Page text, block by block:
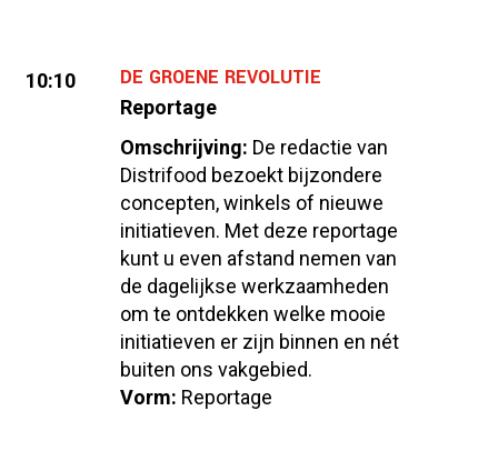
10:10 DE GROENE REVOLUTIE
Reportage
Omschrijving: De redactie van
Distrifood bezoekt bijzondere
concepten, winkels of nieuwe
initiatieven. Met deze reportage
kunt u even afstand nemen van
de dagelijkse werkzaamheden
om te ontdekken welke mooie
initiatieven er zijn binnen en nét
buiten ons vakgebied.
Vorm: Reportage